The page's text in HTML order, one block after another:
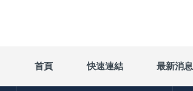
區
首頁 快速連結 最新消息